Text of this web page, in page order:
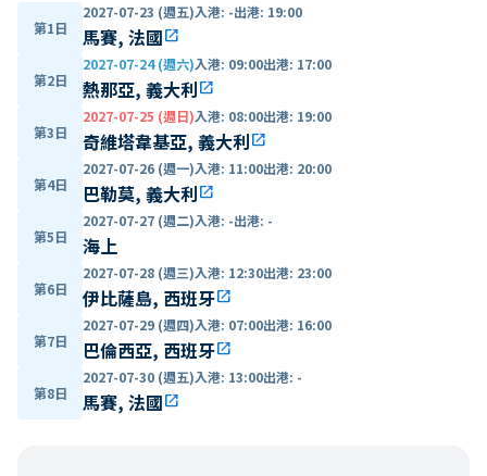
第1日
2027-07-23 (週五)入港: -出港: 19:00
馬賽, 法國open_in_new
第2日
2027-07-24 (週六)入港: 09:00出港: 17:00
熱那亞, 義大利open_in_new
第3日
2027-07-25 (週日)入港: 08:00出港: 19:00
奇維塔韋基亞, 義大利open_in_new
第4日
2027-07-26 (週一)入港: 11:00出港: 20:00
巴勒莫, 義大利open_in_new
第5日
2027-07-27 (週二)入港: -出港: -
海上
第6日
2027-07-28 (週三)入港: 12:30出港: 23:00
伊比薩島, 西班牙open_in_new
第7日
2027-07-29 (週四)入港: 07:00出港: 16:00
巴倫西亞, 西班牙open_in_new
第8日
2027-07-30 (週五)入港: 13:00出港: -
馬賽, 法國open_in_new